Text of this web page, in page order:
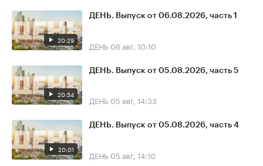
20:29
ДЕНЬ. Выпуск от 06.08.2026, часть 1
ДЕНЬ 06 авг, 10:10
20:54
ДЕНЬ. Выпуск от 05.08.2026, часть 5
ДЕНЬ 05 авг, 14:33
20:01
ДЕНЬ. Выпуск от 05.08.2026, часть 4
ДЕНЬ 05 авг, 14:10